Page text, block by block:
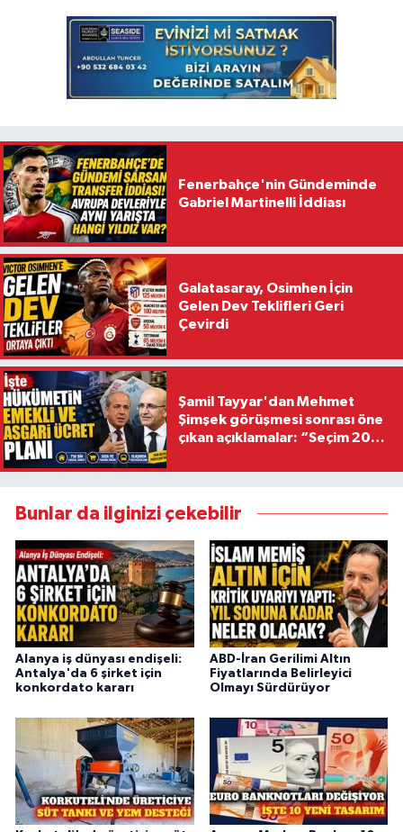
Fenerbahçe'nin Gündeminde
Gabriel Martinelli İddiası
Galatasaray, Osimhen İçin
Gelen Dev Teklifleri Geri
Çevirdi
Şamil Tayyar'dan Mehmet
Şimşek görüşmesi sonrası öne
çıkan açıklamalar: “Seçim 2028
Bunlar da ilginizi çekebilir
Alanya iş dünyası endişeli:
Antalya'da 6 şirket için
konkordato kararı
ABD-İran Gerilimi Altın
Fiyatlarında Belirleyici
Olmayı Sürdürüyor